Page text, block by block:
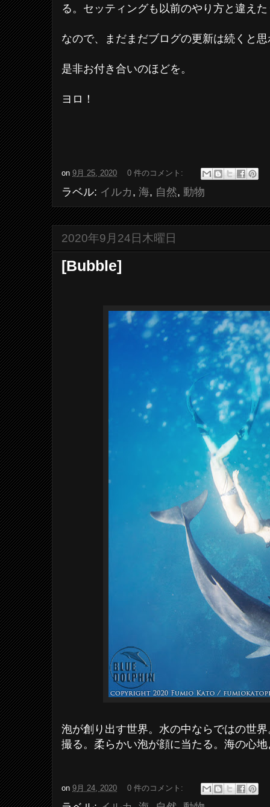
る。セッティングも以前のやり方と違え
なので、まだまだブログの更新は続くと
是非お付き合いのほどを。
ヨロ！
on 9月 25, 2020 0 件のコメント:
ラベル: イルカ , 海, 自然, 動物
2020年9月24日木曜日
[Bubble]
泡が創り出す世界。水の中ならではの世
撮る。柔らかい泡が顔に当たる。海の心
on 9月 24, 2020 0 件のコメント: